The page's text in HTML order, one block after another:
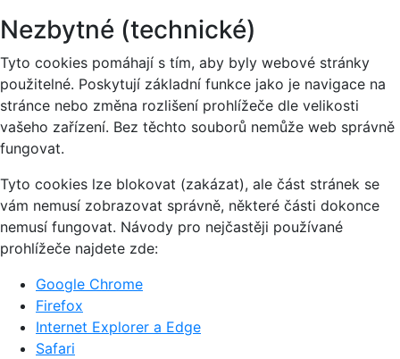
Nezbytné (technické)
Tyto cookies pomáhají s tím, aby byly webové stránky
použitelné. Poskytují základní funkce jako je navigace na
stránce nebo změna rozlišení prohlížeče dle velikosti
vašeho zařízení. Bez těchto souborů nemůže web správně
fungovat.
Tyto cookies lze blokovat (zakázat), ale část stránek se
vám nemusí zobrazovat správně, některé části dokonce
nemusí fungovat. Návody pro nejčastěji používané
prohlížeče najdete zde:
Google Chrome
Firefox
Internet Explorer a Edge
Safari